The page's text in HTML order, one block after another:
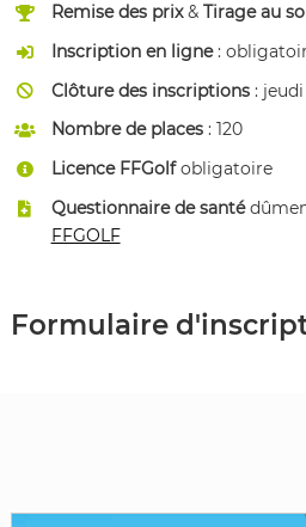
Remise des prix& Tirage au
Inscription en ligne:
Clôture des inscriptions: jeudi
Nombre de places: 120
Licence FFGolfobligatoire
Questionnaire de santé
FFGOLF
Formulaire